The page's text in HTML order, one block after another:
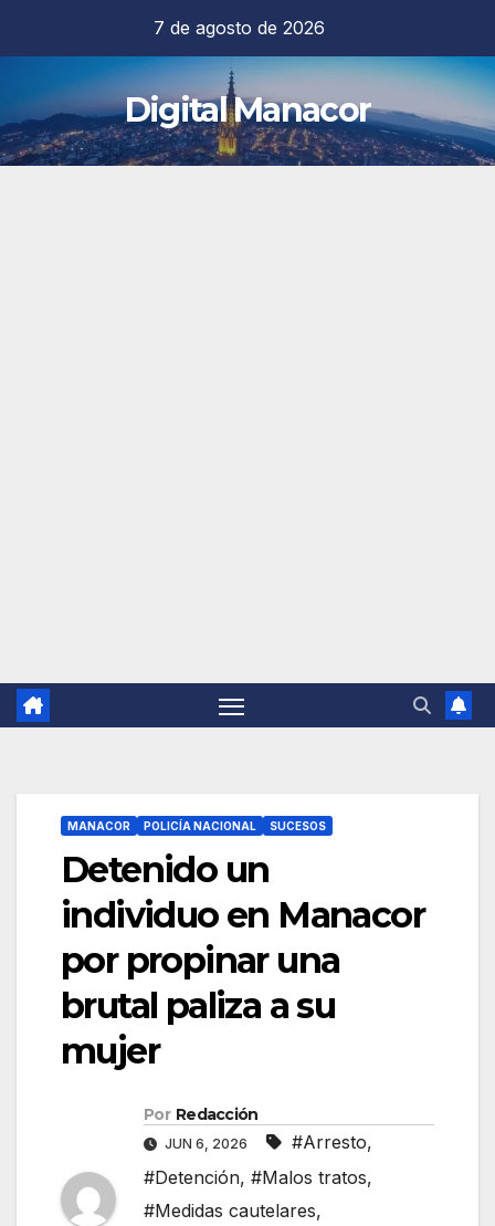
contenido
7 de agosto de 2026
Digital Manacor
MANACOR POLICÍA NACIONAL SUCESOS
Detenido un
individuo en Manacor
por propinar una
brutal paliza a su
mujer
Por Redacción
JUN 6, 2026 #Arresto,
#Detención, #Malos tratos,
#Medidas cautelares,